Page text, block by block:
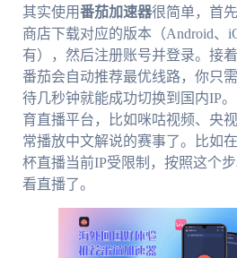
其实使用番茄加速器很简单，首
商店下载对应的版本（Android、
有），然后注册账号并登录。接
番茄会自动推荐最优线路，你只
待几秒钟就能成功切换到国内IP
育直播平台，比如咪咕视频、央
常播放中文解说的赛事了。比如
杯直播当前IP受限制，按照这个
看直播了。